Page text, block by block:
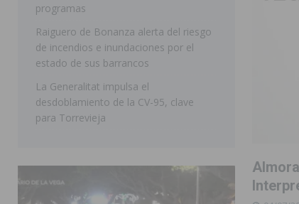
programas
Raiguero de Bonanza alerta del riesgo
de incendios e inundaciones por el
estado de sus barrancos
La Generalitat impulsa el
desdoblamiento de la CV-95, clave
para Torrevieja